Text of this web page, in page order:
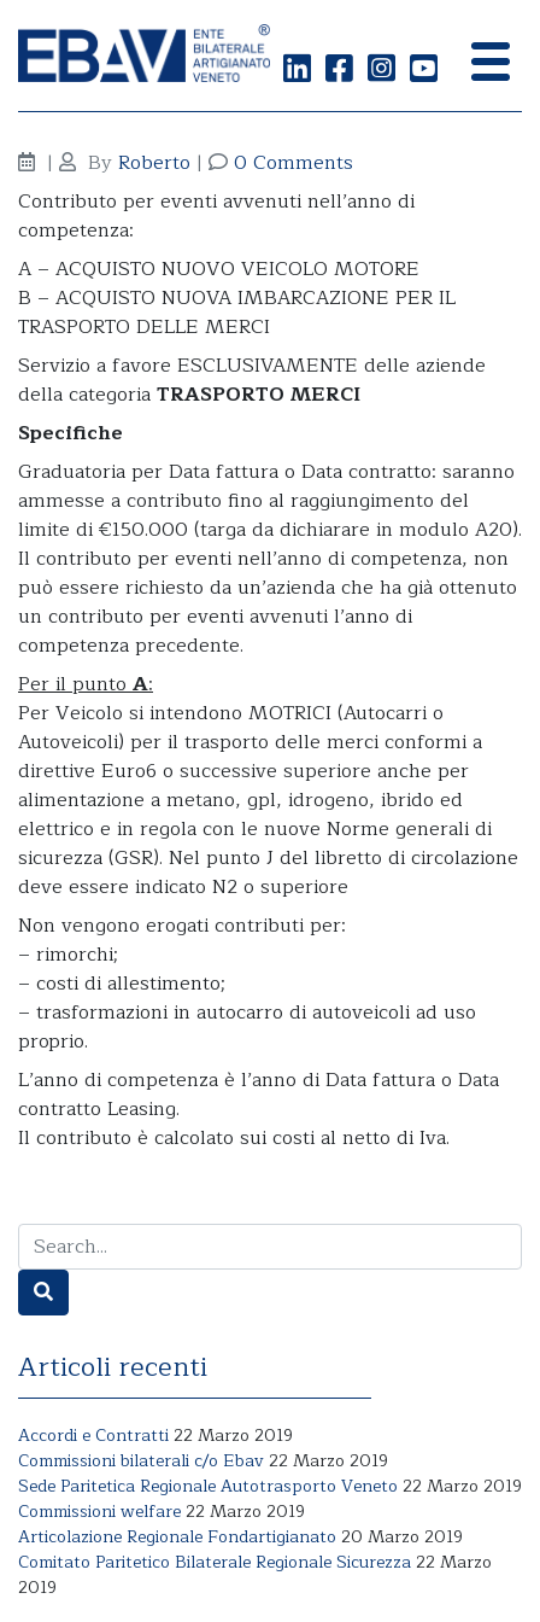
Acquisto di veicoli
| ByRoberto |
0 Comments
Contributo per eventi avvenuti nell’anno di
competenza:
A – ACQUISTO NUOVO VEICOLO MOTORE
B – ACQUISTO NUOVA IMBARCAZIONE PER IL
TRASPORTO DELLE MERCI
Servizio a favore ESCLUSIVAMENTE delle aziende
della categoriaTRASPORTO MERCI
Specifiche
Graduatoria per Data fattura o Data contratto: saranno
ammesse a contributo fino al raggiungimento del
limite di €150.000 (targa da dichiarare in modulo A20).
Il contributo per eventi nell’anno di competenza, non
può essere richiesto da un’azienda che ha già ottenuto
un contributo per eventi avvenuti l’anno di
competenza precedente.
Per il puntoA:
Per Veicolo si intendono MOTRICI (Autocarri o
Autoveicoli) per il trasporto delle merci conformi a
direttive Euro6 o successive superiore anche per
alimentazione a metano, gpl, idrogeno, ibrido ed
elettrico e in regola con le nuove Norme generali di
sicurezza (GSR). Nel punto J del libretto di circolazione
deve essere indicato N2 o superiore
Non vengono erogati contributi per:
– rimorchi;
– costi di allestimento;
– trasformazioni in autocarro di autoveicoli ad uso
proprio.
L’anno di competenza è l’anno di Data fattura o Data
contratto Leasing.
Il contributo è calcolato sui costi al netto di Iva.
Articoli recenti
Accordi e Contratti22 Marzo 2019
Commissioni bilaterali c/o Ebav22 Marzo 2019
Sede Paritetica Regionale Autotrasporto Veneto 22 Marzo 2019
Commissioni welfare22 Marzo 2019
Articolazione Regionale Fondartigianato 20 Marzo 2019
Comitato Paritetico Bilaterale Regionale Sicurezza22 Marzo
2019